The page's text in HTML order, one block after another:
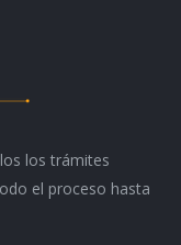
los trámites
el proceso hasta